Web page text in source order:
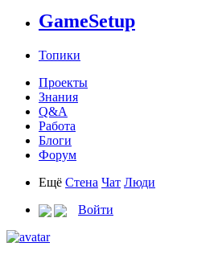
GameSetup
Топики
Проекты
Знания
Q&A
Работа
Блоги
Форум
Ещё Стена Чат Люди
Войти